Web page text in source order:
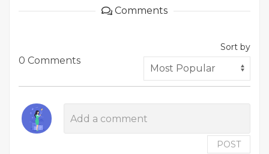
Comments
0 Comments
Sort by
POST